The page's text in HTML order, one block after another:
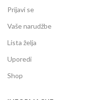
Prijavi se
Vaše narudžbe
Lista želja
Uporedi
Shop